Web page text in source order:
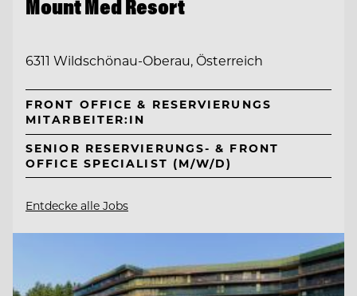
Mount Med Resort
6311 Wildschönau-Oberau, Österreich
FRONT OFFICE & RESERVIERUNGS
MITARBEITER:IN
SENIOR RESERVIERUNGS- & FRONT
OFFICE SPECIALIST (M/W/D)
Entdecke alle Jobs